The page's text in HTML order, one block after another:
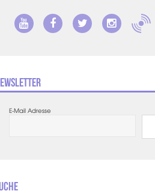
E-Mail Adresse